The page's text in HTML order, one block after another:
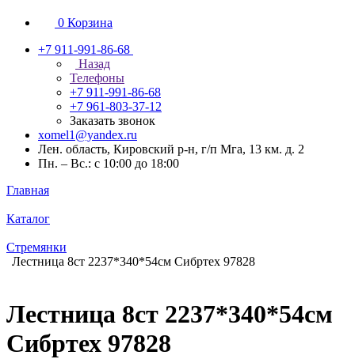
0 Корзина
+7 911-991-86-68
Назад
Телефоны
+7 911-991-86-68
+7 961-803-37-12
Заказать звонок
xomel1@yandex.ru
Лен. область, Кировский р-н, г/п Мга, 13 км. д. 2
Пн. – Вс.: с 10:00 до 18:00
Главная
Каталог
Стремянки
Лестница 8ст 2237*340*54см Сибртех 97828
Лестница 8ст 2237*340*54см
Сибртех 97828